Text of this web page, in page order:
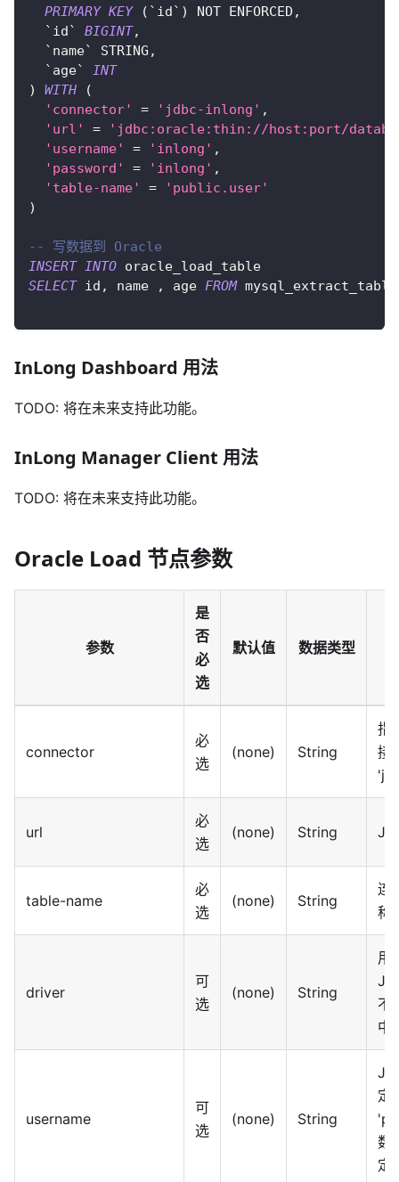
PRIMARY KEY ( ` id` ) NOT ENFORCED ,
` id` BIGINT,
` name` STRING ,
` age`
INT
)
WITH
(
'connector'
= 'jdbc-inlong' ,
'url'
=
'jdbc:oracle:thin://host:port/
'username'
= 'inlong' ,
'password'
= 'inlong' ,
'table-name'
=
'public.user'
)
-- 写数据到 Oracle
INSERT INTO oracle_load_table
SELECT id , name , age FROM mysql_extract_table
InLong Dashboard 用法
TODO: 将在未来支持此功能。
InLong Manager Client 用法
TODO: 将在未来支持此功能。
Oracle Load 节点参数
参数
是
否
必
选
默认值 数据类型
connector
必
选
(none) String
指
接
url
必
选
(none) String
table-name
必
选
(none) String
连
称
driver
可
选
(none) String
用
不
中
username
可
选
(none) String
定
数
定